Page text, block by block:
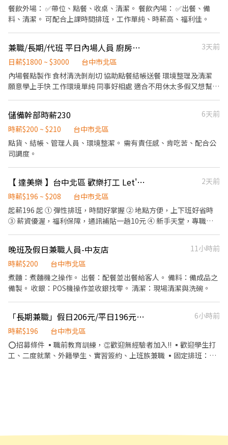
餐飲外場： ✅帶位、點餐、收桌、清潔。 餐飲內場： ✅出餐、備
料、清潔。 可配合上課時間排班，工作單純、時薪高、福利佳。
兼職/長期/代班 平日內場人員 廚房助手
3天前
日薪$1800 ~ $3000
台中市北區
內場餐點製作 食材清洗剝削切 協助點餐結帳送餐 環境整理及清潔
願意學上手快 工作環境單純 同事好相處 適合不用休太多假又想幫自
班) #有基本刀工即可(切菜腳)
儲備幹部時薪230
6天前
時薪$200 ~ $210
台中市北區
點貨、結帳、管理人員、環境整潔。 需有責任感、肯吃苦、配合公
司調度。
【 達美樂 】台中北區 歡樂打工 Let's Go
2天前
時薪$196 ~ $208
台中市北區
起薪196 起 ① 彈性排班，時間好掌握 ② 地點方便，上下班好省時
③ 薪資優渥，福利保障，通訊補貼一趟10元 ④ 新手天堂，專職專
晚班及假日兼職人員-中友店
11小時前
時薪$200
台中市北區
煮麵：煮麵機之操作。 出餐：配餐並出餐給客人。 備料：備成品之
備製。 收銀：POS機操作並收銀找零。 清潔：現場清潔與洗碗。
「長期兼職」假日206元/平日196元起【壽司郎台中漢口路店】
6小時前
時薪$196
台中市北區
⭕招募條件 ▪職前教育訓練，👏歡迎無經驗者加入!! ▪歡迎學生打
工、二度就業、外籍學生、實習簽約、上班族兼職 ▪固定排班：